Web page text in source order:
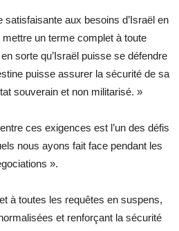
aux besoins d’Israël en
un terme complet à toute
sorte qu’Israël puisse se défendre
puisse assurer la sécurité de sa
souverain et non militarisé. »
ces exigences est l’un des défis
nous ayons fait face pendant les
».
à toutes les requêtes en suspens,
et renforçant la sécurité